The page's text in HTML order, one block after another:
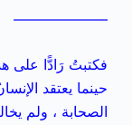
——————–
فكتبتُ رَادًّا على
حينما يعتقد
الصحابة ، ولم